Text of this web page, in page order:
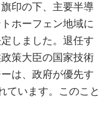
印の下、主要半導
ホーフェン地域に
しました。退任す
策大臣の国家技術
は、政府が優先す
ています。このこと